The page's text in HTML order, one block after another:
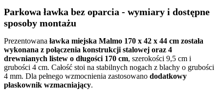
Parkowa ławka bez oparcia - wymiary i dostępne
sposoby montażu
Prezentowana ławka miejska Malmo 170 x 42 x 44 cm została
wykonana z połączenia konstrukcji stalowej oraz 4
drewnianych listew o długości 170 cm, szerokości 9,5 cm i
grubości 4 cm. Całość stoi na stabilnych nogach z blachy o grubości
4 mm. Dla pełnego wzmocnienia zastosowano dodatkowy
płaskownik wzmacniający.